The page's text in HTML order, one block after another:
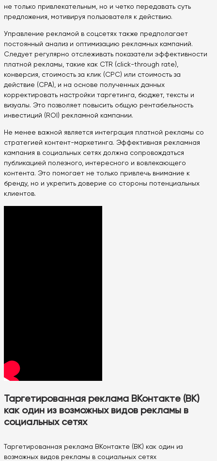
не только привлекательным, но и четко передавать суть
предложения, мотивируя пользователя к действию.
Управление рекламой в соцсетях также предполагает
постоянный анализ и оптимизацию рекламных кампаний.
Следует регулярно отслеживать показатели эффективности
платной рекламы, такие как CTR (click-through rate),
конверсия, стоимость за клик (CPC) или стоимость за
действие (CPA), и на основе полученных данных
корректировать настройки таргетинга, бюджет, тексты и
визуалы. Это позволяет повысить общую рентабельность
инвестиций (ROI) рекламной кампании.
Не менее важной является интеграция платной рекламы со
стратегией контент-маркетинга. Эффективная рекламная
кампания в социальных сетях должна сопровождаться
публикацией полезного, интересного и вовлекающего
контента. Это помогает не только привлечь внимание к
бренду, но и укрепить доверие со стороны потенциальных
клиентов.
Таргетированная реклама ВКонтакте (ВК)
как один из возможных видов рекламы в
социальных сетях
Таргетированная реклама ВКонтакте (ВК) как один из
возможных видов рекламы в социальных сетях